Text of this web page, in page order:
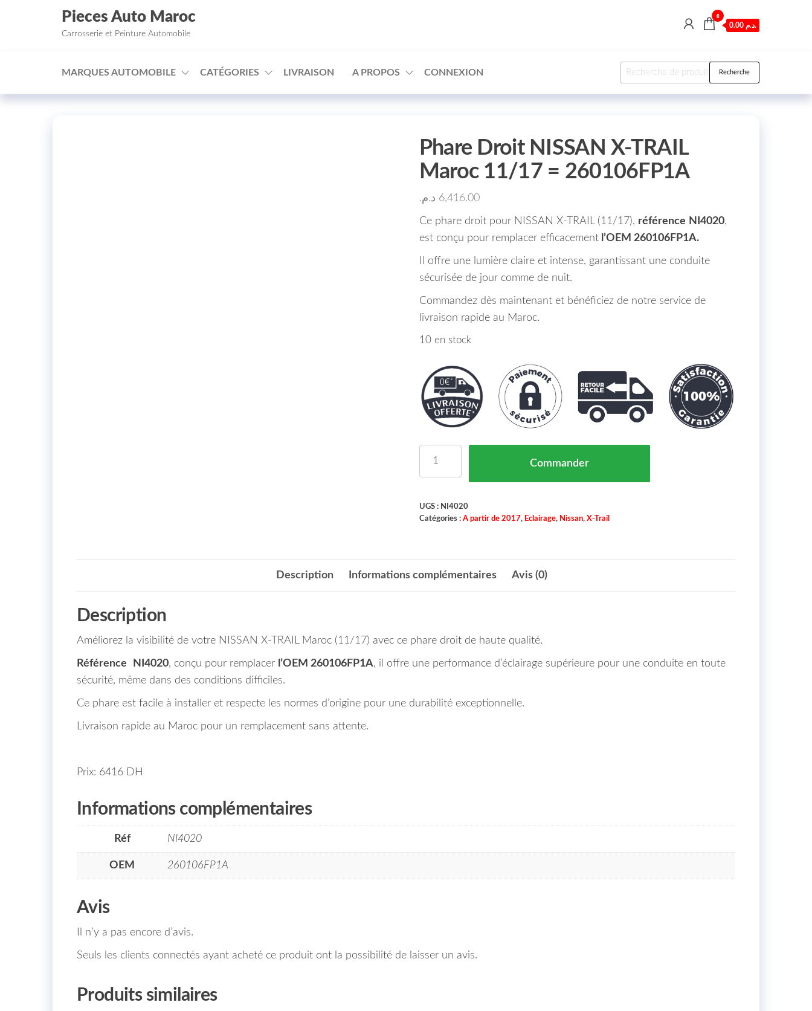
□
Aller au contenu
Pieces Auto Maroc
Carrosserie et Peinture Automobile
0
0.00 د.م.
MARQUES AUTOMOBILE CATÉGORIES LIVRAISON A PROPOS CONNEXION Recherche pour : Recherche
Phare Droit NISSAN X-TRAIL
Maroc 11/17 = 260106FP1A
6,416.00 د.م.
Ce phare droit pour NISSAN X-TRAIL (11/17), référence NI4020,
est conçu pour remplacer efficacementl’OEM 260106FP1A.
Il offre une lumière claire et intense, garantissant une conduite
sécurisée de jour comme de nuit.
Commandez dès maintenant et bénéficiez de notre service de
livraison rapide au Maroc.
10 en stock
Commander
UGS : NI4020
Catégories : A partir de 2017, Eclairage, Nissan, X-Trail
Description Informations complémentaires Avis (0)
Description
Améliorez la visibilité de votre NISSAN X-TRAIL Maroc (11/17) avec ce phare droit de haute qualité.
Référence NI4020, conçu pour remplacer l’OEM 260106FP1A, il offre une performance d’éclairage supérieure pour une conduite en toute
sécurité, même dans des conditions difficiles.
Ce phare est facile à installer et respecte les normes d’origine pour une durabilité exceptionnelle.
Livraison rapide au Maroc pour un remplacement sans attente.
Prix: 6416 DH
Informations complémentaires
Réf NI4020
OEM 260106FP1A
Avis
Il n’y a pas encore d’avis.
Seuls les clients connectés ayant acheté ce produit ont la possibilité de laisser un avis.
Produits similaires